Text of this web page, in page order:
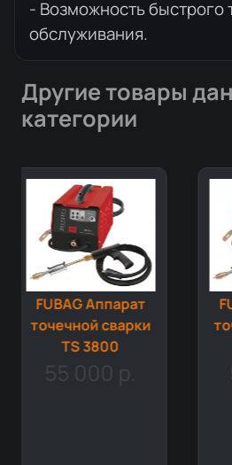
- Возможность быстрого
обслуживания.
Другие товары
категории
FUBAG Аппарат
точечной сварки
TS 3800T
53 590 р.